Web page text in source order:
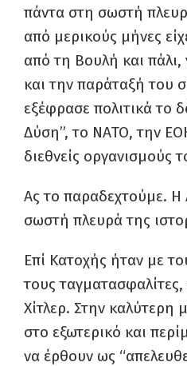
πάντα στη σωστή
από μερικούς μήνες
από τη Βουλή και
και την παράταξή του
εξέφρασε πολιτικά το
Δύση”, το ΝΑΤΟ, την
διεθνείς οργανισμούς
Ας το παραδεχτούμε. Η
σωστή πλευρά της
Επί Κατοχής ήταν με
τους
Χίτλερ. Στην καλύτερη
στο εξωτερικό και
να έρθουν ως